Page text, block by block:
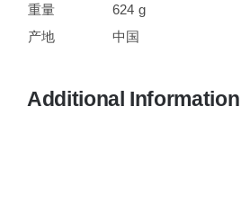
重量
624 g
产地
中国
Additional Information